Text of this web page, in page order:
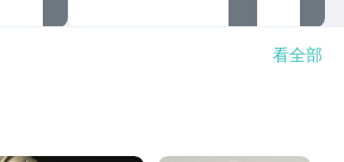
看全部